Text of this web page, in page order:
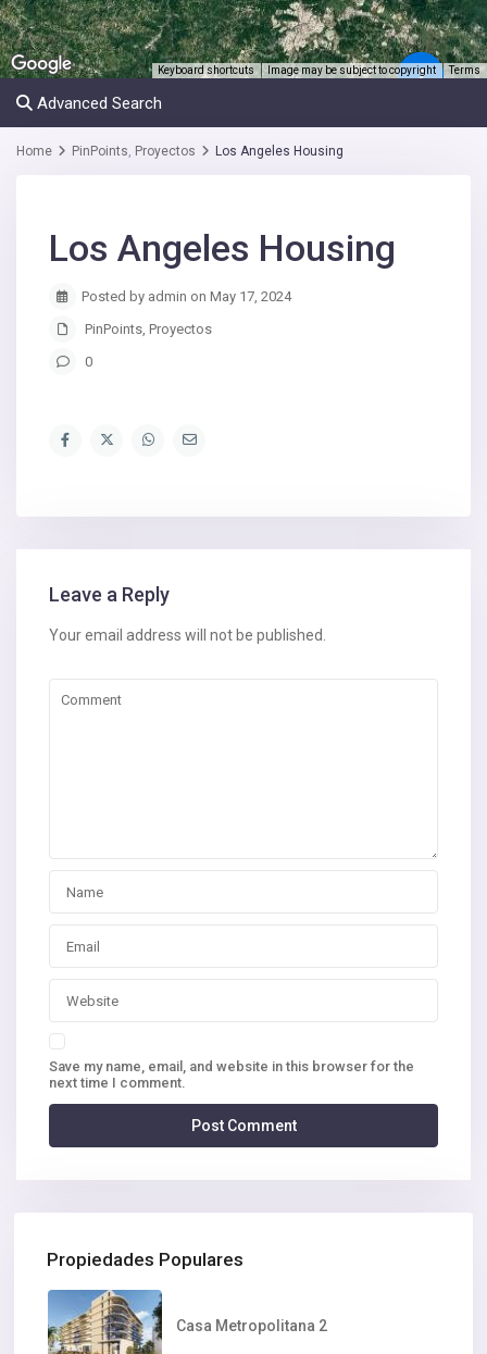
2
Keyboard shortcuts Image may be subject to copyright Terms
Advanced Search
Home PinPoints, Proyectos Los Angeles Housing
Los Angeles Housing
Posted by admin on May 17, 2024
PinPoints,Proyectos
0
Leave a Reply
Your email address will not be published.
Save my name, email, and website in this browser for the
next time I comment.
Propiedades Populares
Casa Metropolitana 2